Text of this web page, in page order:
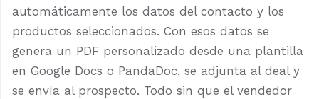
automáticamente los datos del contacto y los
productos seleccionados. Con esos datos se
genera un PDF personalizado desde una plantilla
en Google Docs o PandaDoc, se adjunta al deal y
se envía al prospecto. Todo sin que el vendedor